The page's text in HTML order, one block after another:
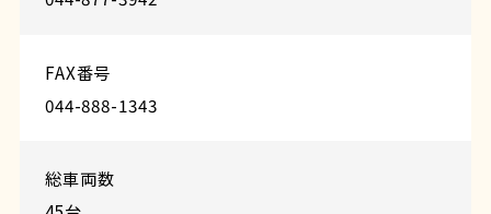
FAX番号
044-888-1343
総車両数